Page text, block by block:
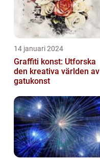
14 januari 2024
Graffiti konst: Utforska
den kreativa världen av
gatukonst